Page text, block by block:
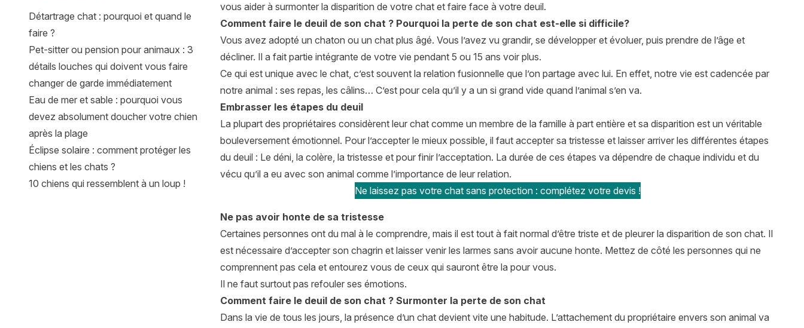
vous aider à surmonter la disparition de votre chat et faire face à votre deuil.
Comment faire le deuil de son chat ? Pourquoi la perte de son chat est-elle si difficile?
Vous avez adopté un chaton ou un chat plus âgé. Vous l’avez vu grandir, se développer et évoluer, puis prendre de l’âge et
décliner. Il a fait partie intégrante de votre vie pendant 5 ou 15 ans voir plus.
Ce qui est unique avec le chat, c’est souvent la relation fusionnelle que l’on partage avec lui. En effet, notre vie est cadencée par
notre animal : ses repas, les câlins… C’est pour cela qu’il y a un si grand vide quand l’animal s’en va.
Embrasser les étapes du deuil
La plupart des propriétaires considèrent leur chat comme un membre de la famille à part entière et sa disparition est un véritable
bouleversement émotionnel. Pour l’accepter le mieux possible, il faut accepter sa tristesse et laisser arriver les différentes étapes
du deuil : Le déni, la colère, la tristesse et pour finir l’acceptation. La durée de ces étapes va dépendre de chaque individu et du
vécu qu’il a eu avec son animal comme l’importance de leur relation.
Ne laissez pas votre chat sans protection : complétez votre devis !
Ne pas avoir honte de sa tristesse
Certaines personnes ont du mal à le comprendre, mais il est tout à fait normal d’être triste et de pleurer la disparition de son chat. Il
est nécessaire d’accepter son chagrin et laisser venir les larmes sans avoir aucune honte. Mettez de côté les personnes qui ne
comprennent pas cela et entourez vous de ceux qui sauront être la pour vous.
Il ne faut surtout pas refouler ses émotions.
Comment faire le deuil de son chat ? Surmonter la perte de son chat
Dans la vie de tous les jours, la présence d’un chat devient vite une habitude. L’attachement du propriétaire envers son animal va
Détartrage chat : pourquoi et quand le
faire ?
Pet-sitter ou pension pour animaux : 3
détails louches qui doivent vous faire
changer de garde immédiatement
Eau de mer et sable : pourquoi vous
devez absolument doucher votre chien
après la plage
Éclipse solaire : comment protéger les
chiens et les chats ?
10 chiens qui ressemblent à un loup !